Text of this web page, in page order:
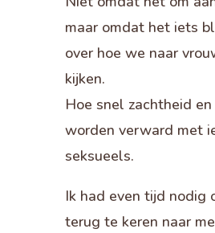
maar omdat het iets
over hoe we naar
kijken.
Hoe snel zachtheid
worden verward met
seksueels.
Ik had even tijd nodig
terug te keren naar